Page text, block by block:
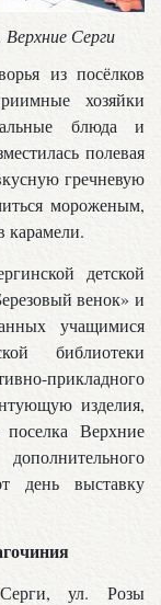
Серги
из посёлков
хозяйки
блюда и
полевая
гречневую
мороженым,
карамели.
детской
венок» и
учащимися
библиотеки
прикладного
изделия,
поселка Верхние
день выставку
ул. Розы